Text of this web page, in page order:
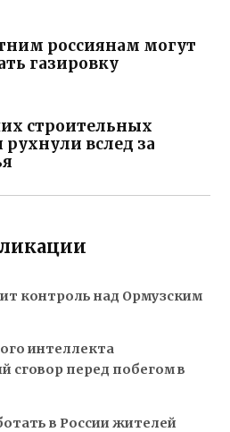
россиянам могут
газировку
строительных
вслед за
контроль над Ормузским
интеллекта
сговор перед побегом в
в России жителей